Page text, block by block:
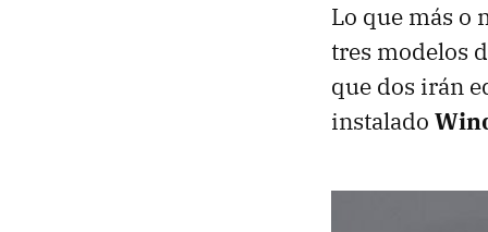
Lo que más o
tres modelos
que dos irán
instalado